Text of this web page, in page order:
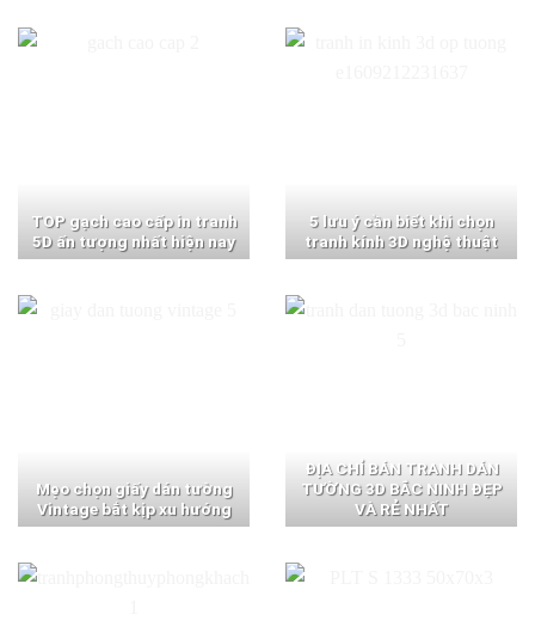
TOP gạch cao cấp in tranh
5D ấn tượng nhất hiện nay
5 lưu ý cần biết khi chọn
tranh kính 3D nghệ thuật
Mẹo chọn giấy dán tường
Vintage bắt kịp xu hướng
ĐỊA CHỈ BÁN TRANH DÁN
TƯỜNG 3D BẮC NINH ĐẸP
VÀ RẺ NHẤT